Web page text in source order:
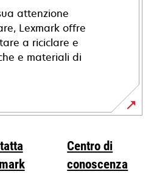
attenzione
Lexmark offre
a riciclare e
e materiali di
Centro di
conoscenza